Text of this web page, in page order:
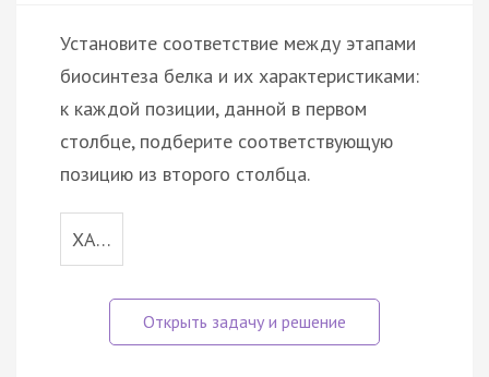
Установите соответствие между этапами
биосинтеза белка и их характеристиками:
к каждой позиции, данной в первом
столбце, подберите соответствующую
позицию из второго столбца.
ХА…